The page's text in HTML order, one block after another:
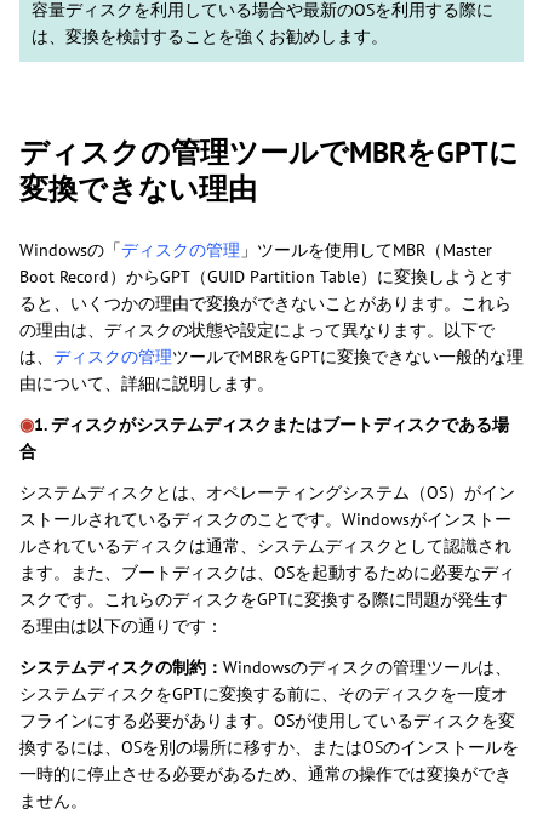
容量ディスクを利用している場合や最新のOSを利用する際に
は、変換を検討することを強くお勧めします。
ディスクの管理ツールでMBRをGPTに
変換できない理由
Windowsの「ディスクの管理 」ツールを使用してMBR（Master
Boot Record）からGPT（GUID Partition Table）に変換しようとす
ると、いくつかの理由で変換ができないことがあります。これら
の理由は、ディスクの状態や設定によって異なります。以下で
は、 ディスクの管理ツールでMBRをGPTに変換できない一般的な理
由について、詳細に説明します。
◉1. ディスクがシステムディスクまたはブートディスクである場
合
システムディスクとは、オペレーティングシステム（OS）がイン
ストールされているディスクのことです。Windowsがインストー
ルされているディスクは通常、システムディスクとして認識され
ます。また、ブートディスクは、OSを起動するために必要なディ
スクです。これらのディスクをGPTに変換する際に問題が発生す
る理由は以下の通りです：
システムディスクの制約： Windowsのディスクの管理ツールは、
システムディスクをGPTに変換する前に、そのディスクを一度オ
フラインにする必要があります。OSが使用しているディスクを変
換するには、OSを別の場所に移すか、またはOSのインストールを
一時的に停止させる必要があるため、通常の操作では変換ができ
ません。